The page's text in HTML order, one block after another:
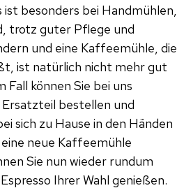
besonders bei Handmühlen,
trotz guter Pflege und
und eine Kaffeemühle, die
ist natürlich nicht mehr gut
Fall können Sie bei uns
bestellen und
sich zu Hause in den Händen
neue Kaffeemühle
Sie nun wieder rundum
Ihrer Wahl genießen.